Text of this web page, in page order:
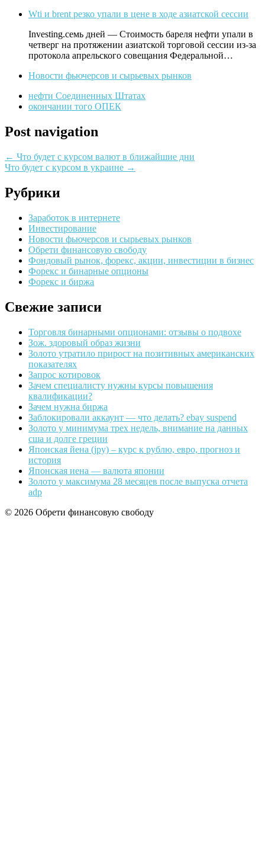
Wti и brent резко упали в цене в ходе азиатской сессии
Investing.семь дней — Стоимость бареля нефти упали в
четверг на протяжении азиатской торговой сессии из-за
протокола апрельского совещания Федеральной…
Новости фьючерсов и сырьевых рынков
нефти Соединенных Штатах
окончании того ОПЕК
Post navigation
← Что будет с курсом валют в ближайшие дни
Что будет с курсом в украине →
Рубрики
Заработок в интернете
Инвестирование
Новости фьючерсов и сырьевых рынков
Обрети финансовую свободу
Фондовый рынок, форекс, акции, инвестиции в бизнес
Форекс и бинарные опционы
Форекс и биржа
Свежие записи
Торговля бинарными опционами: отзывы о подвохе
Зож. здоровый образ жизни
Золото утратило прирост на позитивных американских
показателях
Запрос котировок
Зачем специалисту нужны курсы повышения
квалификации?
Зачем нужна биржа
Заблокировали аккаунт — что делать? ebay suspend
Золото у минимума трех недель, внимание на данных
сша и долге греции
Японская йена (jpy) – курс к рублю, евро, прогноз и
история
Японская иена — валюта японии
Золото у максимума 28 месяцев после выпуска отчета
adp
© 2026 Обрети финансовую свободу